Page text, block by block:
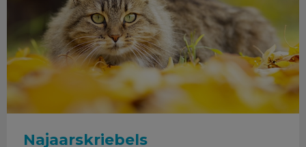
Najaarskriebels